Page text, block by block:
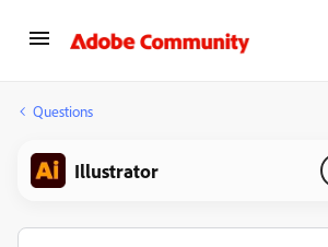
Questions
Illustrator